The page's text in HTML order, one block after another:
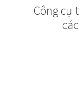
Công cụ